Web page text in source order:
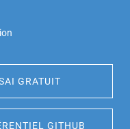
GRATUIT
GITHUB